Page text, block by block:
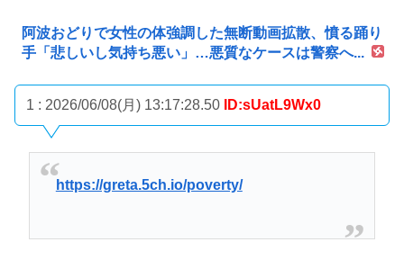
阿波おどりで女性の体強調した無断動画拡散、憤る踊り
手「悲しいし気持ち悪い」…悪質なケースは警察へ...
1 : 2026/06/08(月) 13:17:28.50 ID:sUatL9Wx0
https://greta.5ch.io/poverty/